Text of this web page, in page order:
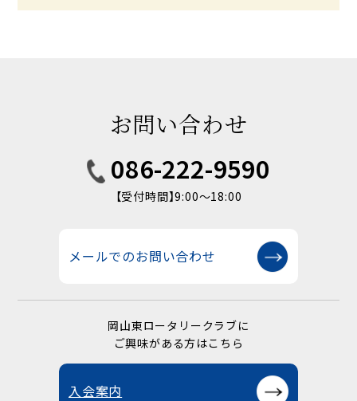
お問い合わせ
086-222-9590
【受付時間】9:00〜18:00
メールでのお問い合わせ
岡山東ロータリークラブに
ご興味がある方はこちら
入会案内